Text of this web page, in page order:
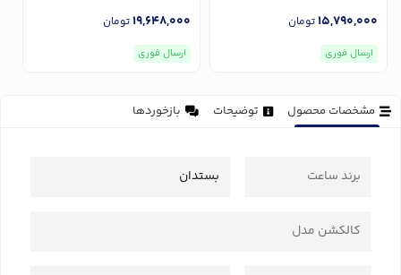
15,790,000تومان
ارسال فوری
19,648,000تومان
ارسال فوری
مشخصات محصول توضیحات بازخوردها
برند ساعت بستدان
کالکشن مدل